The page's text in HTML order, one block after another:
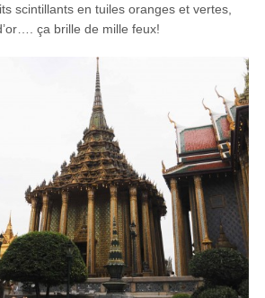
scintillants en tuiles oranges et vertes,
ça brille de mille feux!